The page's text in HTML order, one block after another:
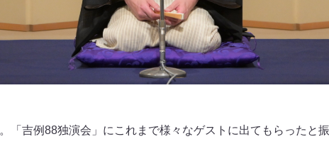
「吉例88独演会」にこれまで様々なゲストに出てもらったと